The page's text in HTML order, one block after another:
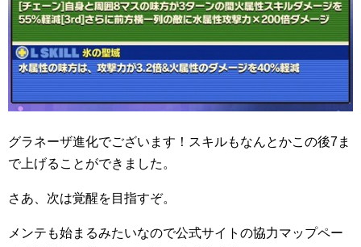
グラネーザ進化でございます！スキルもなんとかこの後7ま
で上げることができました。
さあ、次は覚醒を目指すぞ。
メンテも始まるみたいなので公式サイトの協力マップペー